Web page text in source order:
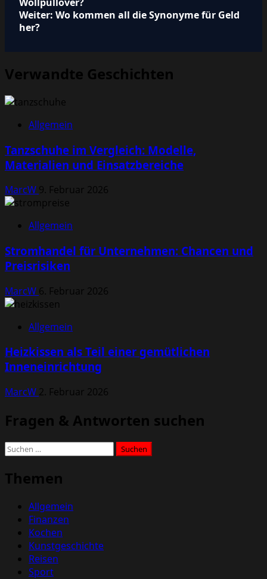
Weiter: Wo kommen all die Synonyme für Geld
her?
Verwandte Geschichten
Allgemein
Tanzschuhe im Vergleich: Modelle,
Materialien und Einsatzbereiche
MarcW 9. Februar 2026
Allgemein
Stromhandel für Unternehmen: Chancen und
Preisrisiken
MarcW 6. Februar 2026
Allgemein
Heizkissen als Teil einer gemütlichen
Inneneinrichtung
MarcW 2. Februar 2026
Fragen & Antworten suchen
Suchen
Themen
Allgemein
Finanzen
Kochen
Kunstgeschichte
Reisen
Sport